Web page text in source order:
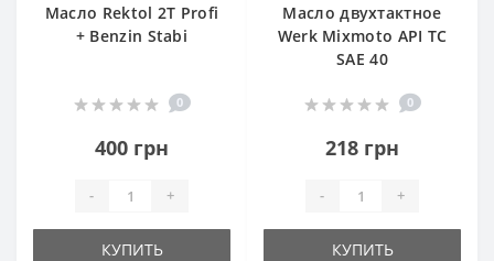
Масло Rektol 2T Profi
+ Benzin Stabi
0
400 грн
- +
КУПИТЬ
Масло двухтактное
Werk Mixmoto API TC
SAE 40
0
218 грн
- +
КУПИТЬ